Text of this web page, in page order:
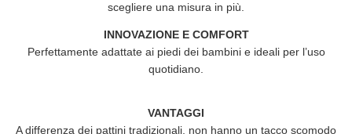
scegliere una misura in più.
INNOVAZIONE E COMFORT
Perfettamente adattate ai piedi dei bambini e ideali per l’uso
quotidiano.
VANTAGGI
A differenza dei pattini tradizionali, non hanno un tacco scomodo